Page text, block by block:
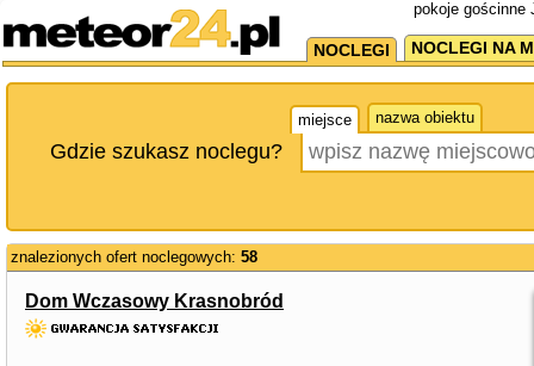
pokoje gościnne
NOCLEGI NOCLEGI NA
miejsce nazwa obiektu
Gdzie szukasz noclegu?
znalezionych ofert noclegowych: 58
Dom Wczasowy Krasnobród